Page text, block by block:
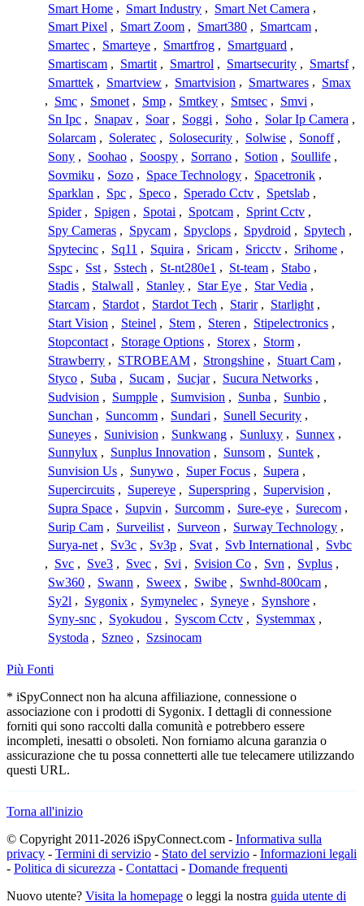
Smart Home , Smart Industry , Smart Net Camera ,
Smart Pixel , Smart Zoom , Smart380 , Smartcam ,
Smartec , Smarteye , Smartfrog , Smartguard ,
Smartiscam , Smartit , Smartrol , Smartsecurity , Smartsf ,
Smarttek , Smartview , Smartvision , Smartwares , Smax
, Smc , Smonet , Smp , Smtkey , Smtsec , Smvi ,
Sn Ipc , Snapav , Soar , Soggi , Soho , Solar Ip Camera ,
Solarcam , Soleratec , Solosecurity , Solwise , Sonoff ,
Sony , Soohao , Soospy , Sorrano , Sotion , Soullife ,
Sovmiku , Sozo , Space Technology , Spacetronik ,
Sparklan , Spc , Speco , Sperado Cctv , Spetslab ,
Spider , Spigen , Spotai , Spotcam , Sprint Cctv ,
Spy Cameras , Spycam , Spyclops , Spydroid , Spytech ,
Spytecinc , Sq11 , Squira , Sricam , Sricctv , Srihome ,
Sspc , Sst , Sstech , St-nt280e1 , St-team , Stabo ,
Stadis , Stalwall , Stanley , Star Eye , Star Vedia ,
Starcam , Stardot , Stardot Tech , Starir , Starlight ,
Start Vision , Steinel , Stem , Steren , Stipelectronics ,
Stopcontact , Storage Options , Storex , Storm ,
Strawberry , STROBEAM , Strongshine , Stuart Cam ,
Styco , Suba , Sucam , Sucjar , Sucura Networks ,
Sudvision , Sumpple , Sumvision , Sunba , Sunbio ,
Sunchan , Suncomm , Sundari , Sunell Security ,
Suneyes , Sunivision , Sunkwang , Sunluxy , Sunnex ,
Sunnylux , Sunplus Innovation , Sunsom , Suntek ,
Sunvision Us , Sunywo , Super Focus , Supera ,
Supercircuits , Supereye , Superspring , Supervision ,
Supra Space , Supvin , Surcomm , Sure-eye , Surecom ,
Surip Cam , Surveilist , Surveon , Surway Technology ,
Surya-net , Sv3c , Sv3p , Svat , Svb International , Svbc
, Svc , Sve3 , Svec , Svi , Svision Co , Svn , Svplus ,
Sw360 , Swann , Sweex , Swibe , Swnhd-800cam ,
Sy2l , Sygonix , Symynelec , Syneye , Synshore ,
Syny-snc , Syokudou , Syscom Cctv , Systemmax ,
Systoda , Szneo , Szsinocam
Più Fonti
* iSpyConnect non ha alcuna affiliazione, connessione o
associazione con i prodotti di Sygonix. I dettagli di connessione
forniti qui sono raccolti dalla comunità e potrebbero essere
incompleti, inesatti o obsoleti. Non forniamo alcuna garanzia o
assicurazione che tu possa connetterti alle tue telecamere utilizzando
questi URL.
Torna all'inizio
© Copyright 2011-2026 iSpyConnect.com - Informativa sulla
privacy - Termini di servizio - Stato del servizio - Informazioni legali
- Politica di sicurezza - Contattaci - Domande frequenti
Nuovo utente? Visita la homepage o leggi la nostra guida utente di